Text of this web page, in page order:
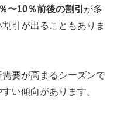
〜10％前後の割引 が多
引が出ることもありま
要が高まるシーズンで
い傾向があります。